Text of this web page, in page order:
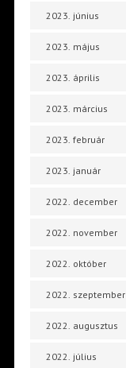
2023. június
2023. május
2023. április
2023. március
2023. február
2023. január
2022. december
2022. november
2022. október
2022. szeptember
2022. augusztus
2022. július